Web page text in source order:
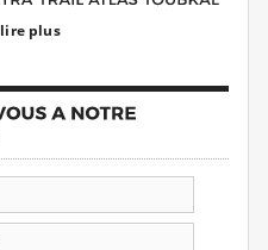
lire plus